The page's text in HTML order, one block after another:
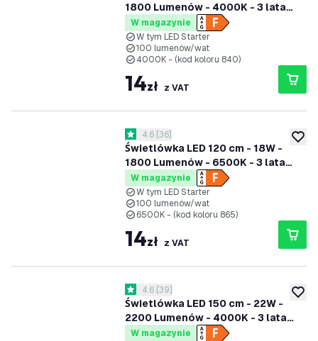
1800 Lumenów - 4000K - 3 lata
gwarancji
W magazynie
W tym LED Starter
100 lumenów/wat
4000K - (kod koloru 840)
14zł z VAT
Świetlówka LED 120 cm - 18W -
1800 Lumenów - 6500K - 3 lata
gwarancji
otwórz panel recenzji
4.6 Gwiazdki oceny
4.6 [36]
W magazynie
W tym LED Starter
100 lumenów/wat
6500K - (kod koloru 865)
14zł z VAT
Świetlówka LED 150 cm - 22W -
2200 Lumenów - 4000K - 3 lata
gwarancji
otwórz panel recenzji
4.6 Gwiazdki oceny
4.6 [39]
W magazynie